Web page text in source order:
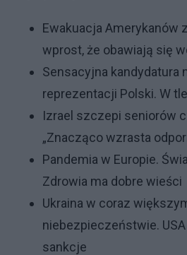
Ewakuacja Amerykanów
wprost, że obawiają się
Sensacyjna kandydatura
reprezentacji Polski. W
Izrael szczepi seniorów
„Znacząco wzrasta
Pandemia w Europie.
Zdrowia ma dobre wieści
Ukraina w coraz
niebezpieczeństwie.
sankcje